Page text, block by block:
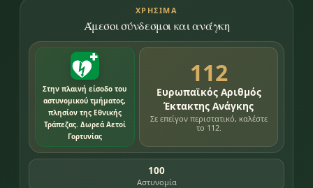
ΧΡΉΣΙΜΑ
Άμεσοι σύνδεσμοι και ανάγκη
Στην πλαινή είσοδο του
αστυνομικού τμήματος,
πλησίον της Εθνικής
Τράπεζας. Δωρεά Αετοί
Γορτυνίας
112
Ευρωπαϊκός Αριθμός
Έκτακτης Ανάγκης
Σε επείγον περιστατικό, καλέστε
το 112.
100
Αστυνομία